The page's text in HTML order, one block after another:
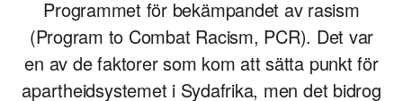
Programmet för bekämpandet av rasism
(Program to Combat Racism, PCR). Det var
en av de faktorer som kom att sätta punkt för
apartheidsystemet i Sydafrika, men det bidrog